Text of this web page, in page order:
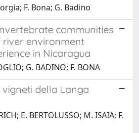
F. Bona; G. Badino
communities
river environment
in Nicaragua
G. BADINO; F. BONA
vigneti della Langa
E. BERTOLUSSO; M. ISAIA; F.